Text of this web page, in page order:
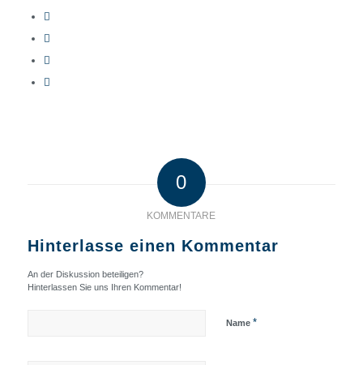
0
KOMMENTARE
Hinterlasse einen Kommentar
An der Diskussion beteiligen?
Hinterlassen Sie uns Ihren Kommentar!
Name *